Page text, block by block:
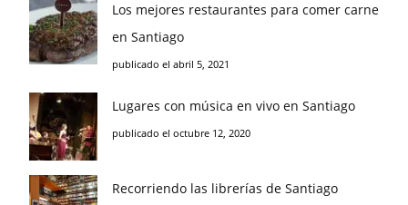
Los mejores restaurantes para comer carne
en Santiago
publicado el abril 5, 2021
Lugares con música en vivo en Santiago
publicado el octubre 12, 2020
Recorriendo las librerías de Santiago